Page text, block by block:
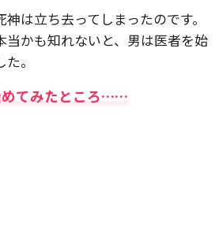
は立ち去ってしまったのです。
当かも知れないと、男は医者を始
。
めてみたところ……